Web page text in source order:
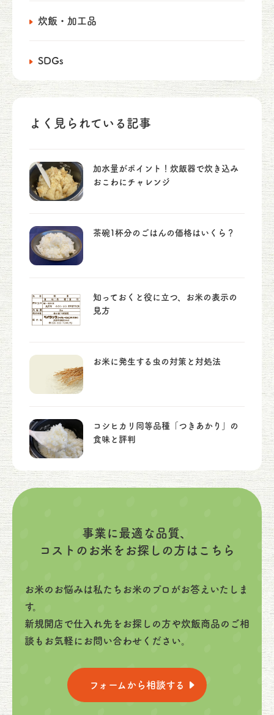
炊飯・加工品
SDGs
よく見られている記事
加水量がポイント！炊飯器で炊き込み
おこわにチャレンジ
茶碗1杯分のごはんの価格はいくら？
知っておくと役に立つ、お米の表示の
見方
お米に発生する虫の対策と対処法
コシヒカリ同等品種「つきあかり」の
食味と評判
事業に最適な品質、
コストのお米をお探しの方はこちら
お米のお悩みは私たちお米のプロがお答えいたしま
す。
新規開店で仕入れ先をお探しの方や炊飯商品のご相
談もお気軽にお問い合わせください。
フォームから相談する